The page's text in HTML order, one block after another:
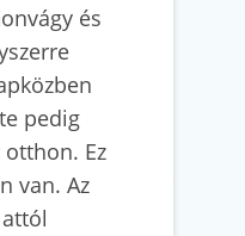
és
pedig
Ez
van. Az